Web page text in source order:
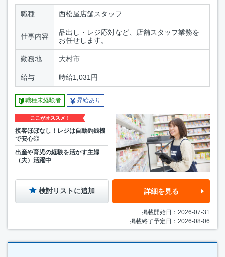
職種 西松屋店舗スタッフ
仕事内容
品出し・レジ応対など、店舗スタッフ業務を
お任せします。
勤務地 大村市
給与 時給1,031円
職種未経験者 昇給あり
ここがオススメ！
接客ほぼなし！レジは自動釣銭機
で安心◎
出産や育児の経験を活かす主婦
（夫）活躍中
検討リストに追加 詳細を見る
掲載開始日：2026-07-31
掲載終了予定日：2026-08-06